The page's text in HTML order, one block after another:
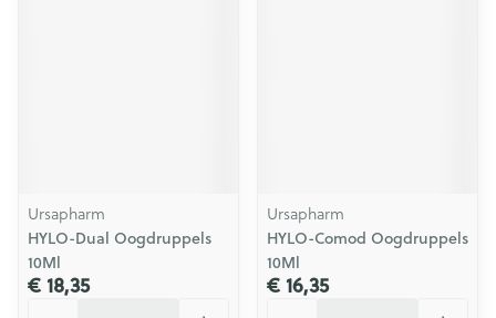
Ursapharm
HYLO-Dual Oogdruppels
10Ml
€ 18,35
Ursapharm
HYLO-Comod Oogdruppels
10Ml
€ 16,35